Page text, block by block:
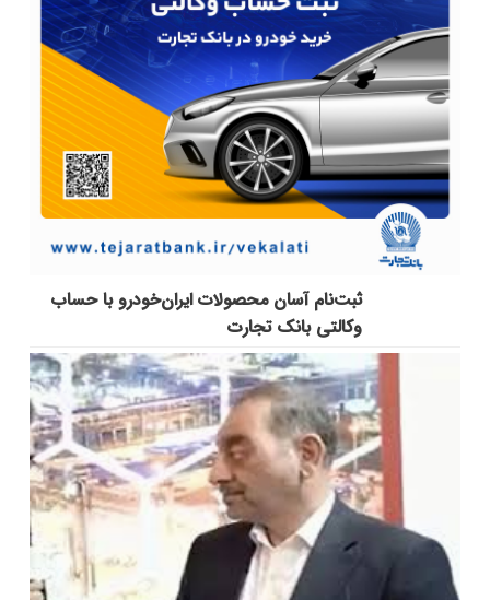
ثبت‌نام آسان محصولات ایران‌خودرو با حساب
وکالتی بانک تجارت